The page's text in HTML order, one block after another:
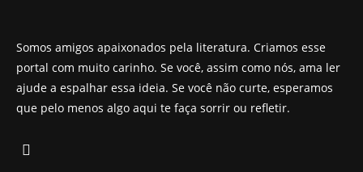
Somos amigos apaixonados pela literatura. Criamos esse
portal com muito carinho. Se você, assim como nós, ama ler
ajude a espalhar essa ideia. Se você não curte, esperamos
que pelo menos algo aqui te faça sorrir ou refletir.